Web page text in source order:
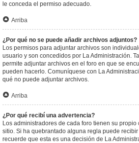
le conceda el permiso adecuado.
Arriba
¿Por qué no se puede añadir archivos adjuntos?
Los permisos para adjuntar archivos son
usuario y son concedidos por La Administración.
permite adjuntar archivos en el foro en que se
pueden hacerlo. Comuníquese con La
qué no puede adjuntar archivos.
Arriba
¿Por qué recibí una advertencia?
Los administradores de cada foro tienen su
sitio. Si ha quebrantado alguna regla puede
recuerde que esta es una decisión de La